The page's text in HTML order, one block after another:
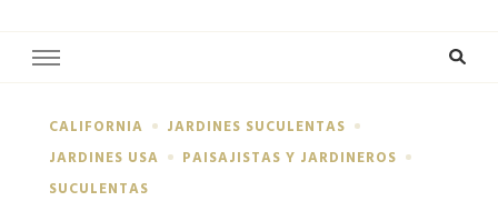
CALIFORNIA
JARDINES SUCULENTAS
JARDINES USA
PAISAJISTAS Y JARDINEROS
SUCULENTAS